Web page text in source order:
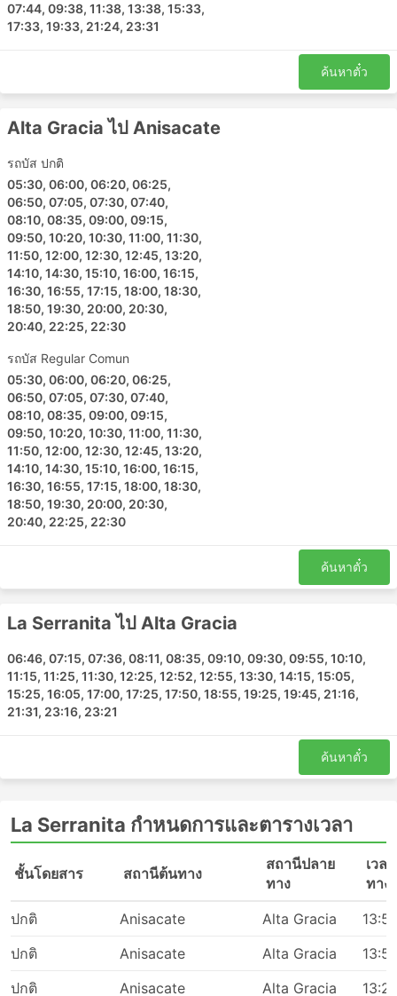
07:44, 09:38, 11:38, 13:38, 15:33,
17:33, 19:33, 21:24, 23:31
ค้นหาตั๋ว
Alta Gracia ไป Anisacate
รถบัส ปกติ
05:30, 06:00, 06:20, 06:25,
06:50, 07:05, 07:30, 07:40,
08:10, 08:35, 09:00, 09:15,
09:50, 10:20, 10:30, 11:00, 11:30,
11:50, 12:00, 12:30, 12:45, 13:20,
14:10, 14:30, 15:10, 16:00, 16:15,
16:30, 16:55, 17:15, 18:00, 18:30,
18:50, 19:30, 20:00, 20:30,
20:40, 22:25, 22:30
รถบัส Regular Comun
05:30, 06:00, 06:20, 06:25,
06:50, 07:05, 07:30, 07:40,
08:10, 08:35, 09:00, 09:15,
09:50, 10:20, 10:30, 11:00, 11:30,
11:50, 12:00, 12:30, 12:45, 13:20,
14:10, 14:30, 15:10, 16:00, 16:15,
16:30, 16:55, 17:15, 18:00, 18:30,
18:50, 19:30, 20:00, 20:30,
20:40, 22:25, 22:30
ค้นหาตั๋ว
La Serranita ไป Alta Gracia
06:46, 07:15, 07:36, 08:11, 08:35, 09:10, 09:30, 09:55, 10:10,
11:15, 11:25, 11:30, 12:25, 12:52, 12:55, 13:30, 14:15, 15:05,
15:25, 16:05, 17:00, 17:25, 17:50, 18:55, 19:25, 19:45, 21:16,
21:31, 23:16, 23:21
ค้นหาตั๋ว
La Serranita กำหนดการและตารางเวลา
ชั้นโดยสาร สถานีต้นทาง
สถานีปลาย
ทาง
เวล
ทาง
ปกติ
Anisacate Alta Gracia
ปกติ
Anisacate Alta Gracia
ปกติ
Anisacate Alta Gracia